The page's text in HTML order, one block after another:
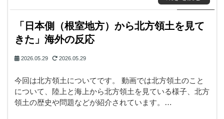
「日本側（根室地方）から北方領土を見て
きた」海外の反応
2026.05.29 2026.05.29
今回は北方領土についてです。 動画では北方領土のこと
について、陸上と海上から北方領土を見ている様子、北方
領土の歴史や問題などが紹介されています。…